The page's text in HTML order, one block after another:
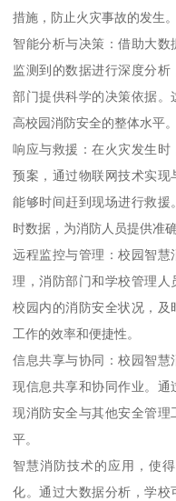
措施，防止火灾事故的发生。
智能分析与决策：借助大
监测到的数据进行深度分
部门提供科学的决策依据
高校园消防安全的整体水平。
响应与救援：在火灾发生
预案，通过物联网技术实
能够时间赶到现场进行救
时数据，为消防人员提供准
远程监控与管理：校园智
理，消防部门和学校管理
校园内的消防安全状况，
工作的效率和便捷性。
信息共享与协同：校园智
现信息共享和协同作业。
现消防安全与其他安全管
平。
智慧消防技术的应用，使
化。通过大数据分析，学